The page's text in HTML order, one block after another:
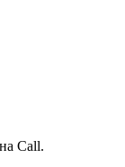
Call.